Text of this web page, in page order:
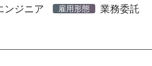
ンジニア 雇用形態 業務委託